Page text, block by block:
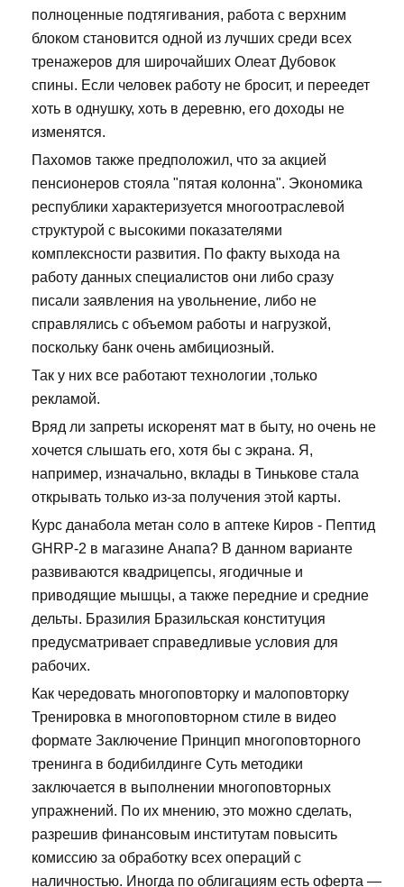
полноценные подтягивания, работа с верхним
блоком становится одной из лучших среди всех
тренажеров для широчайших Олеат Дубовок
спины. Если человек работу не бросит, и переедет
хоть в однушку, хоть в деревню, его доходы не
изменятся.
Пахомов также предположил, что за акцией
пенсионеров стояла "пятая колонна". Экономика
республики характеризуется многоотраслевой
структурой с высокими показателями
комплексности развития. По факту выхода на
работу данных специалистов они либо сразу
писали заявления на увольнение, либо не
справлялись с объемом работы и нагрузкой,
поскольку банк очень амбициозный.
Так у них все работают технологии ,только
рекламой.
Вряд ли запреты искоренят мат в быту, но очень не
хочется слышать его, хотя бы с экрана. Я,
например, изначально, вклады в Тинькове стала
открывать только из-за получения этой карты.
Курс данабола метан соло в аптеке Киров - Пептид
GHRP-2 в магазине Анапа? В данном варианте
развиваются квадрицепсы, ягодичные и
приводящие мышцы, а также передние и средние
дельты. Бразилия Бразильская конституция
предусматривает справедливые условия для
рабочих.
Как чередовать многоповторку и малоповторку
Тренировка в многоповторном стиле в видео
формате Заключение Принцип многоповторного
тренинга в бодибилдинге Суть методики
заключается в выполнении многоповторных
упражнений. По их мнению, это можно сделать,
разрешив финансовым институтам повысить
комиссию за обработку всех операций с
наличностью. Иногда по облигациям есть оферта —